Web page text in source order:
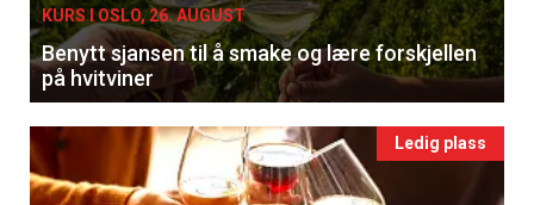
KURS I OSLO, 26. AUGUST
Benytt sjansen til å smake og lære forskjellen
på hvitviner
Ledig plass